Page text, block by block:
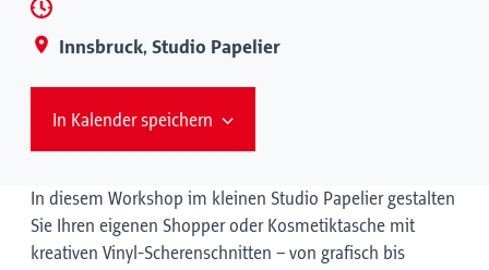
Innsbruck, Studio Papelier
In Kalender speichern
In diesem Workshop im kleinen Studio Papelier gestalten
Sie Ihren eigenen Shopper oder Kosmetiktasche mit
kreativen Vinyl-Scherenschnitten – von grafisch bis